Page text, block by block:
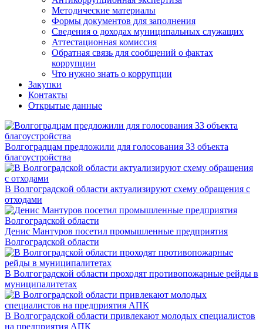
Методические материалы
Формы документов для заполнения
Сведения о доходах муниципальных служащих
Аттестационная комиссия
Обратная связь для сообщений о фактах
коррупции
Что нужно знать о коррупции
Закупки
Контакты
Открытые данные
Волгоградцам предложили для голосования 33 объекта
благоустройства
В Волгоградской области актуализируют схему обращения с
отходами
Денис Мантуров посетил промышленные предприятия
Волгоградской области
В Волгоградской области проходят противопожарные рейды в
муниципалитетах
В Волгоградской области привлекают молодых специалистов
на предприятия АПК